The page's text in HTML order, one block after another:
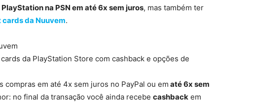
na PSN em até 6x sem juros, mas também ter
da Nuuvem.
da PlayStation Store com cashback e opções de
compras em até 4x sem juros no PayPal ou em até 6x sem
no final da transação você ainda recebe cashback em